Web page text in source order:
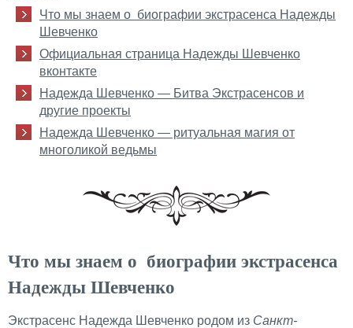
Что мы знаем о биографии экстрасенса Надежды
Шевченко
Официальная страница Надежды Шевченко
вконтакте
Надежда Шевченко — Битва Экстрасенсов и
другие проекты
Надежда Шевченко — ритуальная магия от
многоликой ведьмы
Что мы знаем о биографии экстрасенса
Надежды Шевченко
Экстрасенс Надежда Шевченко родом из Санкт-